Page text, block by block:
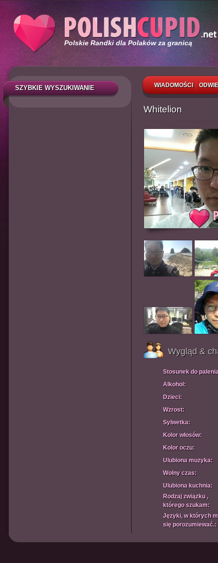
Polskie Randki dla Polaków za granicą
WIADOMOŚCI
SZYBKIE WYSZUKIWANIE
Whitelion
Wygląd &
Stosunek do
Alkohol:
Dzieci:
Wzrost:
Sylwetka:
Kolor włosów:
Kolor oczu:
Ulubiona muzyka:
Wolny czas:
Ulubiona kuchnia:
Rodzaj związku ,
którego szukam:
Języki, w których
się porozumiewać.: